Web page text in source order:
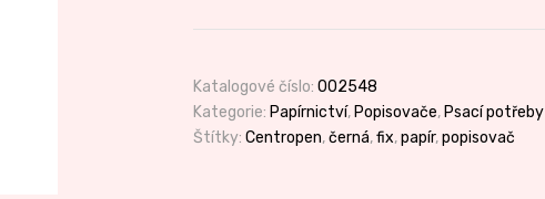
Katalogové číslo: 002548
Kategorie: Papírnictví, Popisovače, Psací potřeby
Štítky: Centropen,černá,fix,papír,popisovač